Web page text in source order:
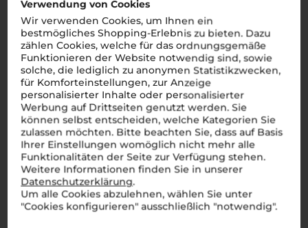
Verwendung von Cookies
Wir verwenden Cookies, um Ihnen ein
bestmögliches Shopping-Erlebnis zu bieten. Dazu
zählen Cookies, welche für das ordnungsgemäße
Funktionieren der Website notwendig sind, sowie
solche, die lediglich zu anonymen Statistikzwecken,
für Komforteinstellungen, zur Anzeige
personalisierter Inhalte oder personalisierter
Werbung auf Drittseiten genutzt werden. Sie
können selbst entscheiden, welche Kategorien Sie
zulassen möchten. Bitte beachten Sie, dass auf Basis
Ihrer Einstellungen womöglich nicht mehr alle
Funktionalitäten der Seite zur Verfügung stehen.
Weitere Informationen finden Sie in unserer
Datenschutzerklärung.
Um alle Cookies abzulehnen, wählen Sie unter
"Cookies konfigurieren" ausschließlich "notwendig".
seine malerischen Weinberge, die sanft über die Hügel
gleiten. Diese Region verkörpert die Essenz des toskanischen
Lebensgefühls – Zypressen gesäumte Straßen, Olivenhaine
und mittelalterliche Dörfer prägen das Landschaftsbild. Das
Terroir desChianti-Gebiets, mit seinen kalkhaltigen Böden
und dem milden Klima, bietet ideale Bedingungen für den
Anbau derSangiovese-Traube
, die die Basis für den
berühmtenChianti-Weinbildet. Ein Glas Chianti – das ist la
vera Toscana im Glas!
Mehr Weine aus Chianti